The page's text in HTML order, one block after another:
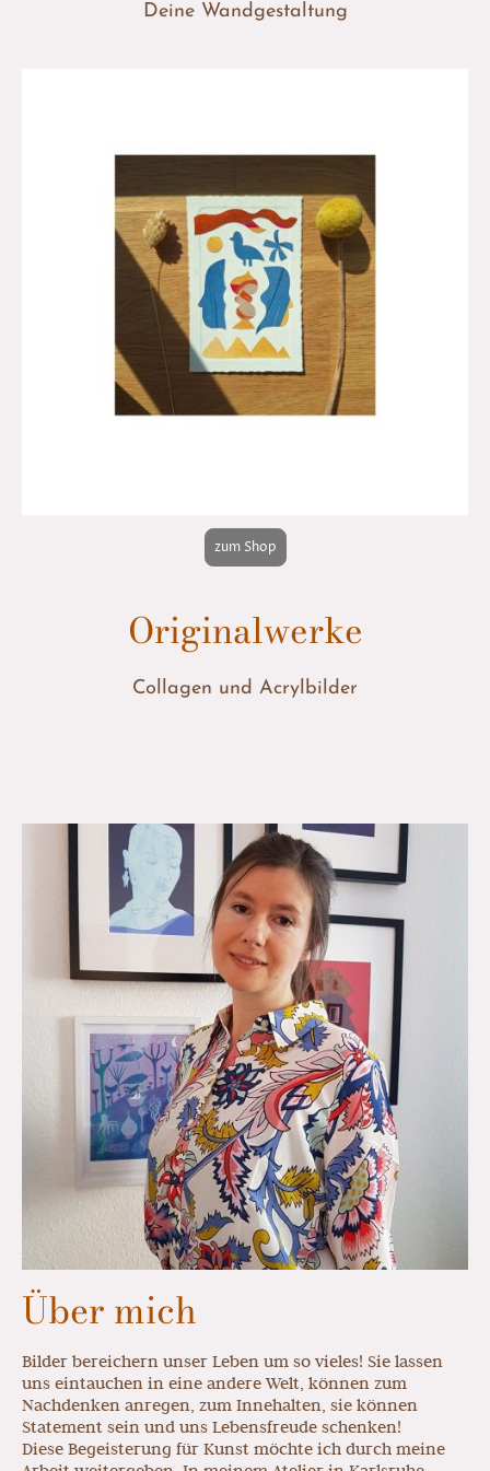
Deine Wandgestaltung
zum Shop
Originalwerke
Collagen und Acrylbilder
Über mich
Bilder bereichern unser Leben um so vieles! Sie lassen
uns eintauchen in eine andere Welt, können zum
Nachdenken anregen, zum Innehalten, sie können
Statement sein und uns Lebensfreude schenken!
Diese Begeisterung für Kunst möchte ich durch meine